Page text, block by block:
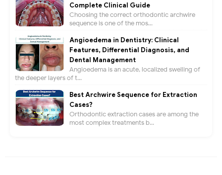
Complete Clinical Guide
Choosing the correct orthodontic archwire
sequence is one of the mos...
Angioedema in Dentistry: Clinical
Features, Differential Diagnosis, and
Dental Management
Angioedema is an acute, localized swelling of
the deeper layers of t...
Best Archwire Sequence for Extraction
Cases?
Orthodontic extraction cases are among the
most complex treatments b...